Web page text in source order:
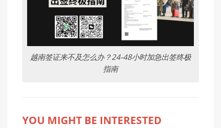
越南签证来不及怎么办？24-48小时加急出签终极
指南
YOU MIGHT BE INTERESTED